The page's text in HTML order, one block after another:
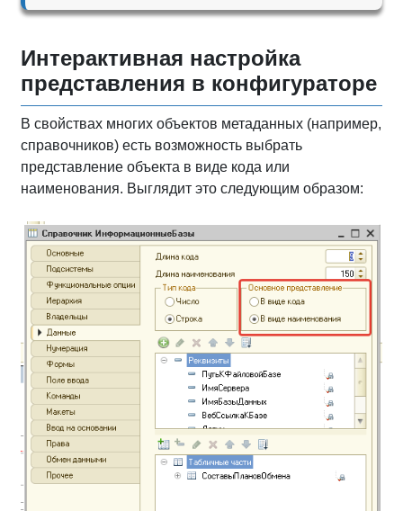
Интерактивная настройка
представления в конфигураторе
В свойствах многих объектов метаданных (например,
справочников) есть возможность выбрать
представление объекта в виде кода или
наименования. Выглядит это следующим образом: